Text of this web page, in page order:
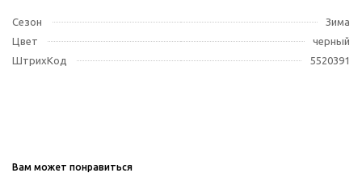
Сезон
Зима
Цвет
черный
ШтрихКод
5520391
Вам может понравиться